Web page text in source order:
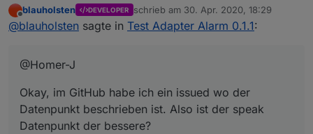
Okay, im GitHub habe ich ein issued wo der
Datenpunkt beschrieben ist. Also ist der speak
Offline
blauholsten DEVELOPER schrieb am 30. Apr. 2020, 18:29
zuletzt editiert von
@blauholsten sagte in Test Adapter Alarm 0.1.1:
@Homer-J
Okay, im GitHub habe ich ein issued wo der
Datenpunkt beschrieben ist. Also ist der speak
Datenpunkt der bessere?